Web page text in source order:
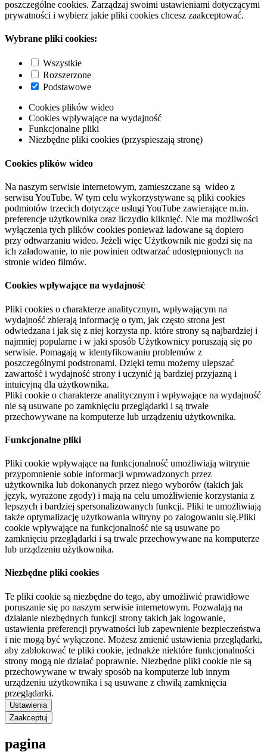
poszczególne cookies. Zarządzaj swoimi ustawieniami dotyczącymi
prywatności i wybierz jakie pliki cookies chcesz zaakceptować.
Wybrane pliki cookies:
Wszystkie
Rozszerzone
Podstawowe
Cookies plików wideo
Cookies wpływające na wydajność
Funkcjonalne pliki
Niezbędne pliki cookies (przyspieszają stronę)
Cookies plików wideo
Na naszym serwisie internetowym, zamieszczane są wideo z
serwisu YouTube. W tym celu wykorzystywane są pliki cookies
podmiotów trzecich dotyczące usługi YouTube zawierające m.in.
preferencje użytkownika oraz liczydło kliknięć. Nie ma możliwości
wyłączenia tych plików cookies ponieważ ładowane są dopiero
przy odtwarzaniu wideo. Jeżeli więc Użytkownik nie godzi się na
ich załadowanie, to nie powinien odtwarzać udostępnionych na
stronie wideo filmów.
Cookies wpływające na wydajność
Pliki cookies o charakterze analitycznym, wpływającym na
wydajność zbierają informację o tym, jak często strona jest
odwiedzana i jak się z niej korzysta np. które strony są najbardziej i
najmniej popularne i w jaki sposób Użytkownicy poruszają się po
serwisie. Pomagają w identyfikowaniu problemów z
poszczególnymi podstronami. Dzięki temu możemy ulepszać
zawartość i wydajność strony i uczynić ją bardziej przyjazną i
intuicyjną dla użytkownika.
Pliki cookie o charakterze analitycznym i wpływające na wydajność
nie są usuwane po zamknięciu przeglądarki i są trwale
przechowywane na komputerze lub urządzeniu użytkownika.
Funkcjonalne pliki
Pliki cookie wpływające na funkcjonalność umożliwiają witrynie
przypomnienie sobie informacji wprowadzonych przez
użytkownika lub dokonanych przez niego wyborów (takich jak
język, wyrażone zgody) i mają na celu umożliwienie korzystania z
lepszych i bardziej spersonalizowanych funkcji. Pliki te umożliwiają
także optymalizację użytkowania witryny po zalogowaniu się.Pliki
cookie wpływające na funkcjonalność nie są usuwane po
zamknięciu przeglądarki i są trwale przechowywane na komputerze
lub urządzeniu użytkownika.
Niezbędne pliki cookies
Te pliki cookie są niezbędne do tego, aby umożliwić prawidłowe
poruszanie się po naszym serwisie internetowym. Pozwalają na
działanie niezbędnych funkcji strony takich jak logowanie,
ustawienia preferencji prywatności lub zapewnienie bezpieczeństwa
i nie mogą być wyłączone. Możesz zmienić ustawienia przeglądarki,
aby zablokować te pliki cookie, jednakże niektóre funkcjonalności
strony mogą nie działać poprawnie. Niezbędne pliki cookie nie są
przechowywane w trwały sposób na komputerze lub innym
urządzeniu użytkownika i są usuwane z chwilą zamknięcia
przeglądarki.
Ustawienia
Zaakceptuj
pagina